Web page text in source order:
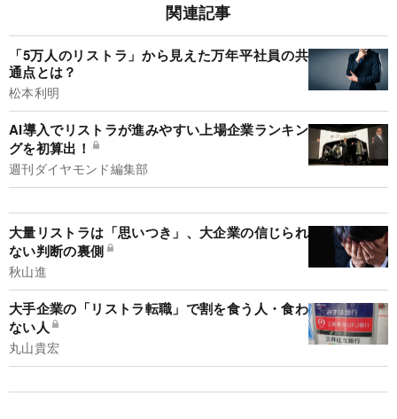
関連記事
「5万人のリストラ」から見えた万年平社員の共
通点とは？
松本利明
AI導入でリストラが進みやすい上場企業ランキン
グを初算出！
週刊ダイヤモンド編集部
大量リストラは「思いつき」、大企業の信じられ
ない判断の裏側
秋山進
大手企業の「リストラ転職」で割を食う人・食わ
ない人
丸山貴宏